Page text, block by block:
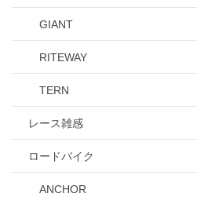
GIANT
RITEWAY
TERN
レース雑感
ロードバイク
ANCHOR